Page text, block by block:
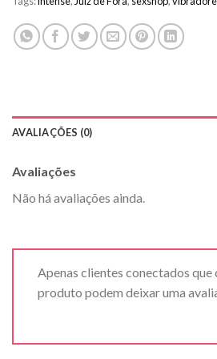
AVALIAÇÕES (0)
Avaliações
Não há avaliações ainda.
Apenas clientes conectados
produto podem deixar uma